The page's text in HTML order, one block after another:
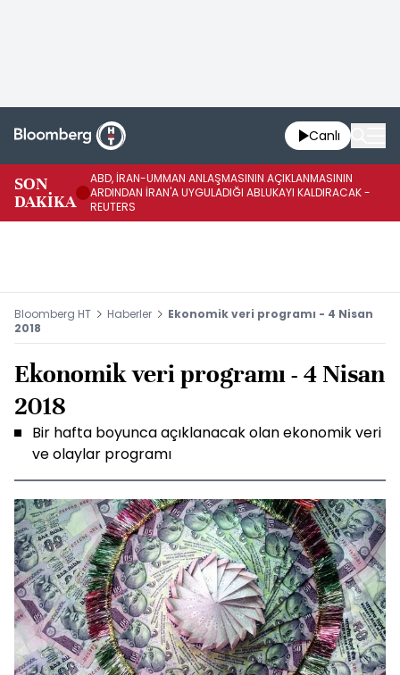
Canlı
SON
DAKİKA
ABD, İRAN-UMMAN ANLAŞMASININ AÇIKLANMASININ
ARDINDAN İRAN'A UYGULADIĞI ABLUKAYI KALDIRACAK -
REUTERS
Bloomberg HT Haberler
Ekonomik veri programı - 4 Nisan
2018
Ekonomik veri programı - 4 Nisan
2018
Bir hafta boyunca açıklanacak olan ekonomik veri
ve olaylar programı